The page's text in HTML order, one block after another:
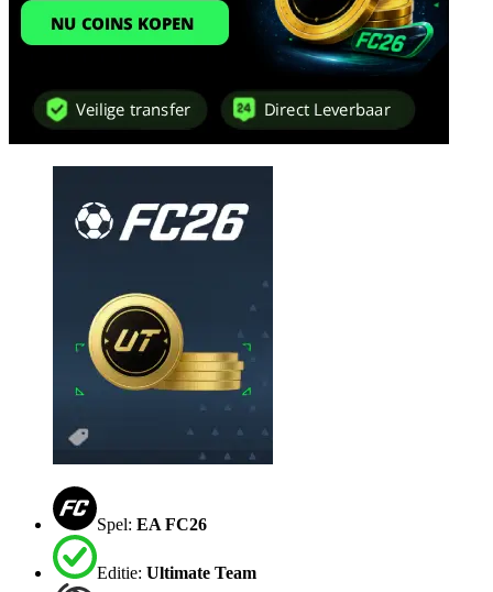
Spel: EA FC26
Editie: Ultimate Team